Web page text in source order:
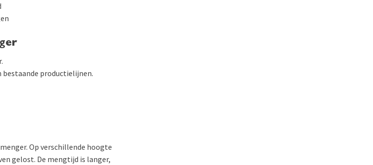
productielijnen.
Op verschillende hoogte
gelost. De mengtijd is langer,